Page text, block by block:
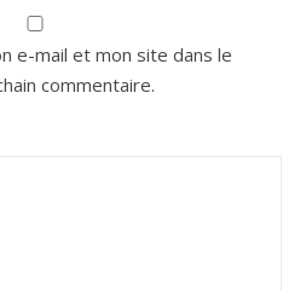
e-mail et mon site dans le
commentaire.